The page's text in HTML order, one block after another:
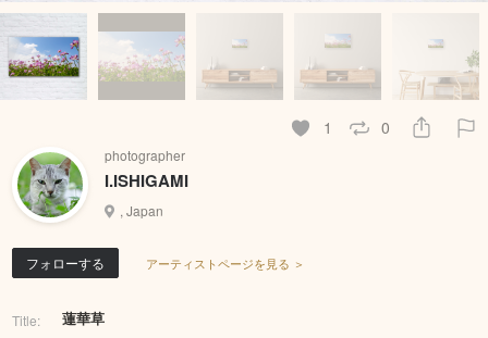
1 0
photographer
I.ISHIGAMI
, Japan
フォローする アーティストページを見る ＞
Title: 蓮華草